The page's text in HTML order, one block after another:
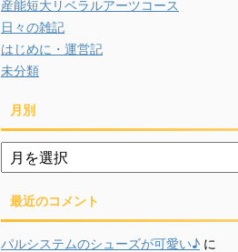
産能短大リベラルアーツコース
日々の雑記
はじめに・運営記
未分類
月別
月
別
最近のコメント
パルシステムのシューズが可愛い♪ に